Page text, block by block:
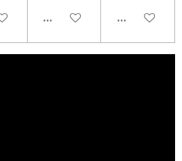
AL CARRELLO
AGGIUNGI AL CARRELLO
AGGIUNGI